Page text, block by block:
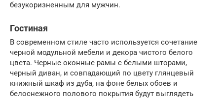
безукоризненным для мужчин.
Гостиная
В современном стиле часто используется сочетание
черной модульной мебели и декора чистого белого
цвета. Черные оконные рамы с белыми шторами,
черный диван, и совпадающий по цвету глянцевый
книжный шкаф из дуба, на фоне белых обоев и
белоснежного полового покрытия будут выглядеть